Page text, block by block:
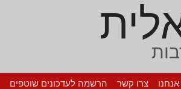
אנחנו צרו קשר הרשמה לעדכונים שוטפים